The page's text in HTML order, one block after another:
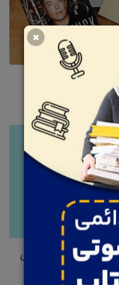
کتاب ایلان ماسک
نوشته: اشلی ونس
کتاب اقتصاددان مخفی
نوشته: تیم هارفورد